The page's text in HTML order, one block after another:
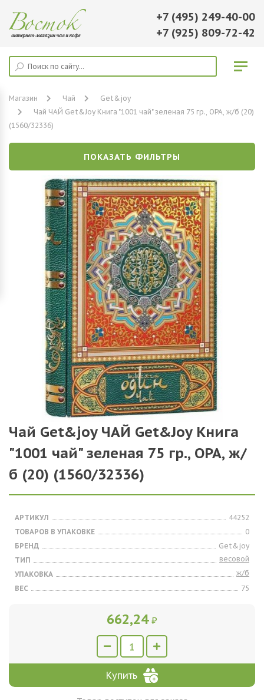
+7 (495) 249-40-00
+7 (925) 809-72-42
Магазин Чай
Get&joy
Чай ЧАЙ Get&Joy Книга "1001 чай" зеленая 75 гр., ОРА, ж/б (20)
(1560/32336)
ПОКАЗАТЬ ФИЛЬТРЫ
Чай Get&joy ЧАЙ Get&Joy Книга
"1001 чай" зеленая 75 гр., ОРА, ж/
б (20) (1560/32336)
АРТИКУЛ
44252
ТОВАРОВ В УПАКОВКЕ
0
БРЕНД
Get&joy
ТИП
весовой
УПАКОВКА
ж/б
ВЕС
75
662,24 ₽
Купить